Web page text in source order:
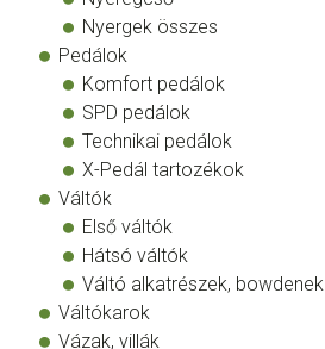
Nyergek összes
Pedálok
Komfort pedálok
SPD pedálok
Technikai pedálok
X-Pedál tartozékok
Váltók
Első váltók
Hátsó váltók
Váltó alkatrészek, bowdenek
Váltókarok
Vázak, villák